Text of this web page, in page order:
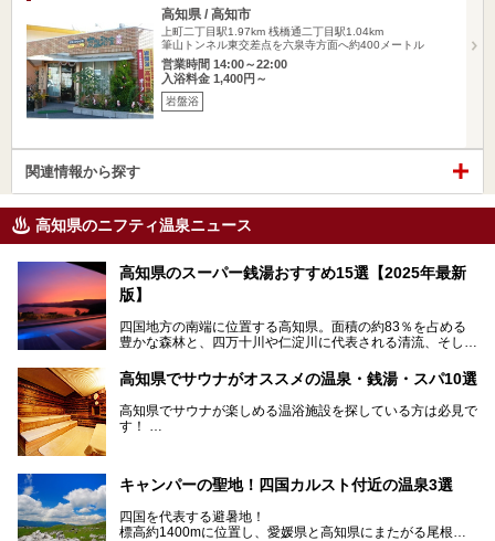
高知県 / 高知市
上町二丁目駅1.97km 桟橋通二丁目駅1.04km
筆山トンネル東交差点を六泉寺方面へ約400メートル
営業時間 14:00～22:00
入浴料金 1,400円～
岩盤浴
関連情報から探す
高知県のニフティ温泉ニュース
高知県のスーパー銭湯おすすめ15選【2025年最新
版】
四国地方の南端に位置する高知県。面積の約83％を占める
豊かな森林と、四万十川や仁淀川に代表される清流、そして
魅力がぎゅっと詰まった県です。
高知県はまた、カツオのたたきをはじめとする海産物や清流
で育つ川魚、大皿にごちそうがどっさり盛られた皿鉢料理、
柚子などの柑橘類、地酒といったグルメが充実していること
でも知られます。ここでは、温泉とあわせて自然の景観やグ
高知県でサウナがオススメの温泉・銭湯・スパ10選
高知県でサウナが楽しめる温浴施設を探している方は必見で
す！
ぜひこれを読んで高知のサウナ探しの参考してくださいね！
キャンパーの聖地！四国カルスト付近の温泉3選
四国を代表する避暑地！
標高約1400mに位置し、愛媛県と高知県にまたがる尾根沿